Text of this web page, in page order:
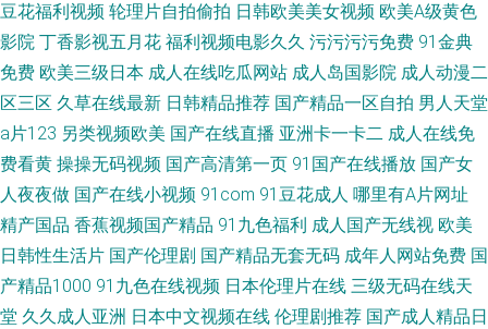
豆花福利视频 轮理片自拍偷拍 日韩欧美美女视频 欧美A级黄色
影院 丁香影视五月花 福利视频电影久久 污污污污免费 91金典
免费 欧美三级日本 成人在线吃瓜网站 成人岛国影院 成人动漫二
区三区 久草在线最新 日韩精品推荐 国产精品一区自拍 男人天堂
a片123 另类视频欧美 国产在线直播 亚洲卡一卡二 成人在线免
费看黄 操操无码视频 国产高清第一页 91国产在线播放 国产女
人夜夜做 国产在线小视频 91com 91豆花成人 哪里有A片网址
精产国品 香蕉视频国产精品 91九色福利 成人国产无线视 欧美
日韩性生活片 国产伦理剧 国产精品无套无码 成年人网站免费 国
产精品1000 91九色在线视频 日本伦理片在线 三级无码在线天
堂 久久成人亚洲 日本中文视频在线 伦理剧推荐 国产成人精品日